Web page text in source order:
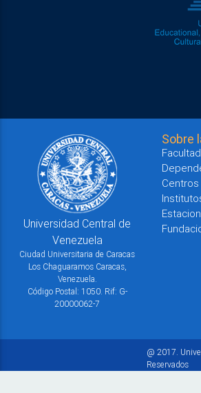
Universidad Central de
Venezuela
Ciudad Universitaria de Caracas
Los Chaguaramos Caracas,
Venezuela.
Código Postal: 1050. Rif: G-
20000062-7
Sobre
@ 2017.
Reservados